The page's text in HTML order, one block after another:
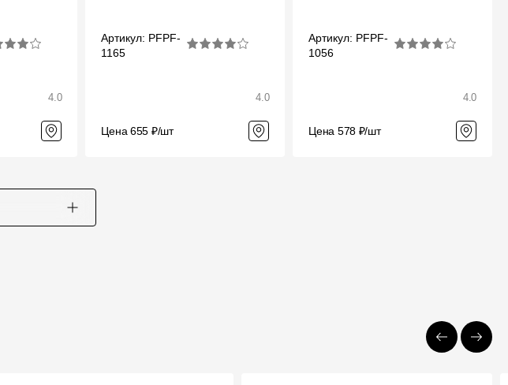
4.0
Артикул: PFPF-
1165
4.0
Цена 655 ₽/шт
Артикул: PFPF-
1056
4.0
Цена 578 ₽/шт